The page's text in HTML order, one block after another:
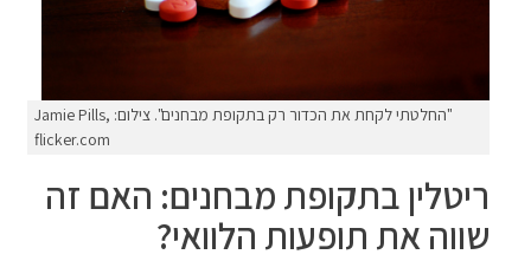
"החלטתי לקחת את הכדור רק בתקופת מבחנים". צילום: Jamie Pills,
flicker.com
ריטלין בתקופת מבחנים: האם זה
שווה את תופעות הלוואי?